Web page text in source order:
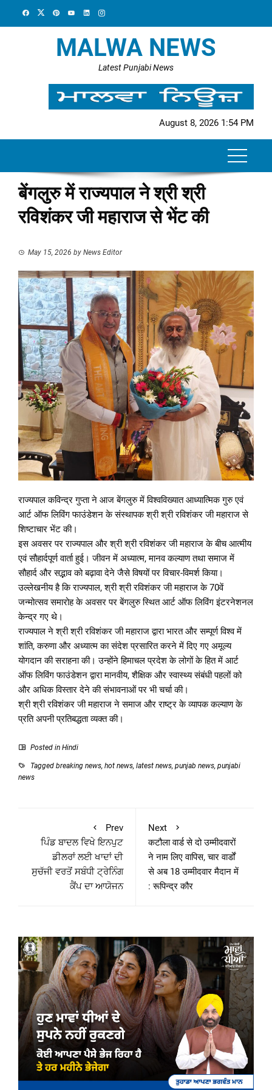
MALWA NEWS
Latest Punjabi News
August 8, 2026 1:54 PM
बेंगलुरु में राज्यपाल ने श्री श्री
रविशंकर जी महाराज से भेंट की
May 15, 2026 by News Editor
राज्यपाल कविन्द्र गुप्ता ने आज बेंगलुरु में विश्वविख्यात आध्यात्मिक गुरु एवं
आर्ट ऑफ लिविंग फाउंडेशन के संस्थापक श्री श्री रविशंकर जी महाराज से
शिष्टाचार भेंट की।
इस अवसर पर राज्यपाल और श्री श्री रविशंकर जी महाराज के बीच आत्मीय
एवं सौहार्दपूर्ण वार्ता हुई। जीवन में अध्यात्म, मानव कल्याण तथा समाज में
सौहार्द और सद्भाव को बढ़ावा देने जैसे विषयों पर विचार-विमर्श किया।
उल्लेखनीय है कि राज्यपाल, श्री श्री रविशंकर जी महाराज के 70वें
जन्मोत्सव समारोह के अवसर पर बेंगलुरु स्थित आर्ट ऑफ लिविंग इंटरनेशनल
केन्द्र गए थे।
राज्यपाल ने श्री श्री रविशंकर जी महाराज द्वारा भारत और सम्पूर्ण विश्व में
शांति, करुणा और अध्यात्म का संदेश प्रसारित करने में दिए गए अमूल्य
योगदान की सराहना की। उन्होंने हिमाचल प्रदेश के लोगों के हित में आर्ट
ऑफ लिविंग फाउंडेशन द्वारा मानवीय, शैक्षिक और स्वास्थ्य संबंधी पहलों को
और अधिक विस्तार देने की संभावनाओं पर भी चर्चा की।
श्री श्री रविशंकर जी महाराज ने समाज और राष्ट्र के व्यापक कल्याण के
प्रति अपनी प्रतिबद्धता व्यक्त की।
Posted in Hindi
Tagged breaking news, hot news, latest news, punjab news, punjabi
news
Prev
ਪਿੰਡ ਬਾਦਲ ਵਿਖੇ ਇਨਪੁਟ
ਡੀਲਰਾਂ ਲਈ ਖਾਦਾਂ ਦੀ
ਸੁਚੱਜੀ ਵਰਤੋਂ ਸਬੰਧੀ ਟ੍ਰੇਨਿੰਗ
ਕੈਂਪ ਦਾ ਆਯੋਜਨ
Next
कटौला वार्ड से दो उम्मीदवारों
ने नाम लिए वापिस, चार वार्डों
से अब 18 उम्मीदवार मैदान में
: रूपिन्द्र कौर